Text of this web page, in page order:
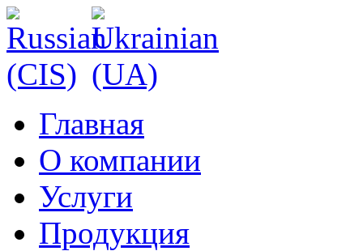
Главная
О компании
Услуги
Продукция